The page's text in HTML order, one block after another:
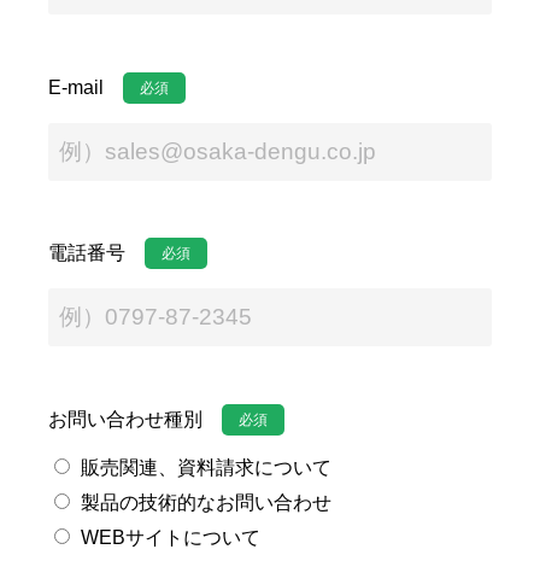
E-mail 必須
電話番号 必須
お問い合わせ種別 必須
販売関連、資料請求について
製品の技術的なお問い合わせ
WEBサイトについて